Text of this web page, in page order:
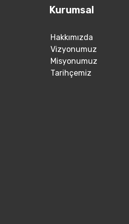
Kurumsal
Hakkımızda
Vizyonumuz
Misyonumuz
Tarihçemiz